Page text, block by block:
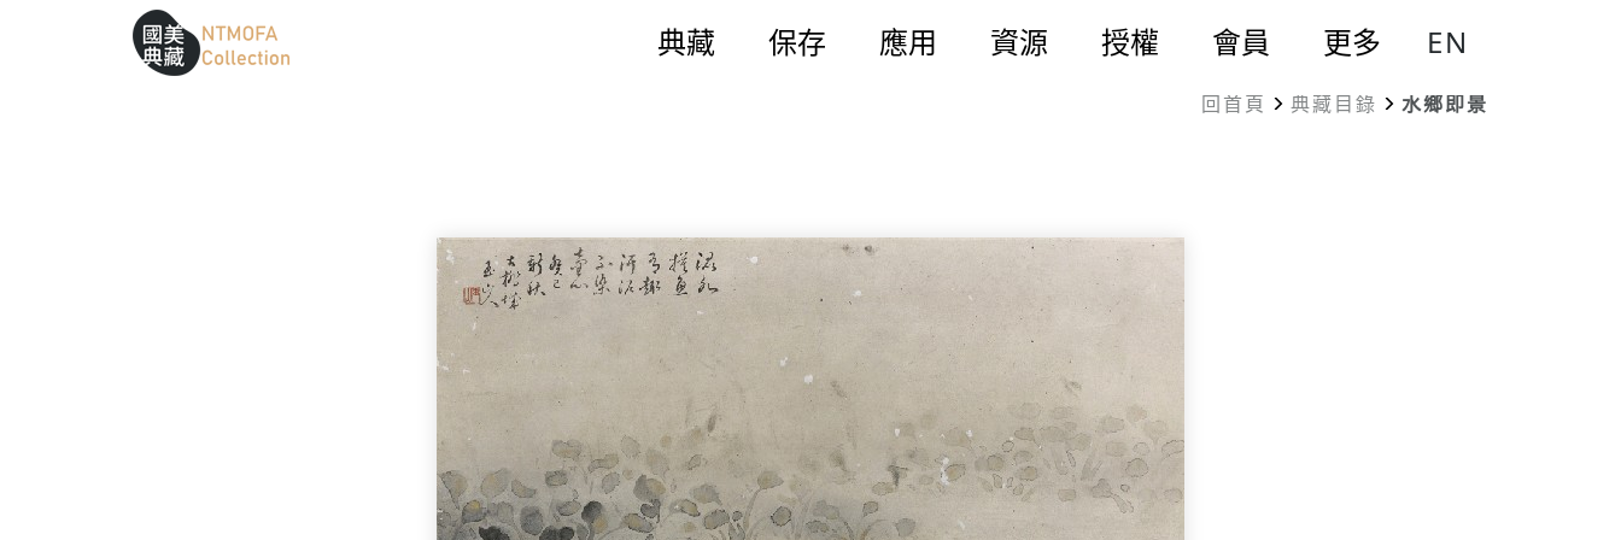
跳到中間主要內容區
網站導覽
::: 典藏 保存 應用 資源 授權 會員 更多 EN
回首頁 典藏目錄 水鄉即景